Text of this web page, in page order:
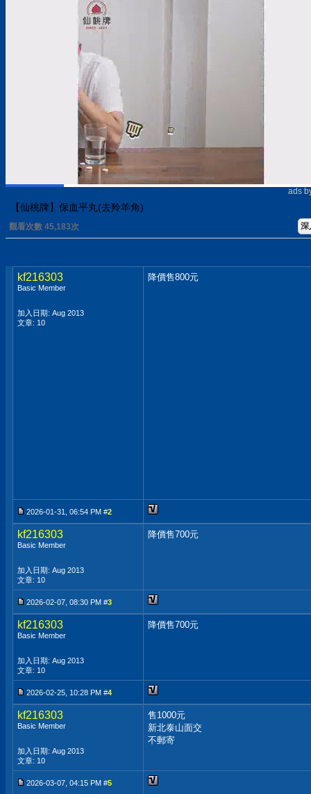
ads
【仙桃牌】保血平丸(去羚羊角)
觀看次數 45,183次 深
kf216303
Basic Member
加入日期: Aug 2013
文章: 10
降價售800元
2026-01-31, 06:54 PM #2
kf216303
Basic Member
加入日期: Aug 2013
文章: 10
降價售700元
2026-02-07, 08:30 PM #3
kf216303
Basic Member
加入日期: Aug 2013
文章: 10
降價售700元
2026-02-25, 10:28 PM #4
kf216303
Basic Member
加入日期: Aug 2013
文章: 10
售1000元
新北泰山面交
不郵寄
2026-03-07, 04:15 PM #5